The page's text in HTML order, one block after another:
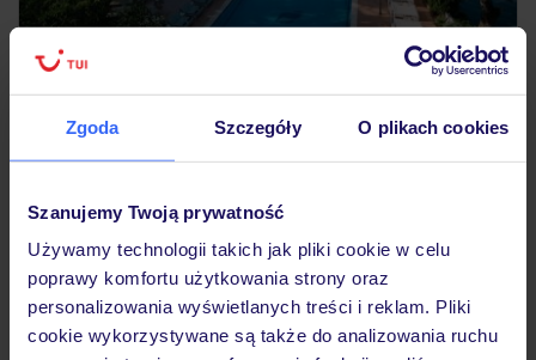
Zgoda Szczegóły O plikach cookies
Szanujemy Twoją prywatność
Używamy technologii takich jak pliki cookie w celu
poprawy komfortu użytkowania strony oraz
personalizowania wyświetlanych treści i reklam. Pliki
cookie wykorzystywane są także do analizowania ruchu
1345 opinii
THB Los Molinos
HISZPANIA IBIZA FIGUERETAS
7 951 ZŁ
11.09.2026 - 18.09.2026 (7 noclegów)
Warszawa-Chopina (13:50)
Bez wyżywienia
hotel dla dorosłych (18+)